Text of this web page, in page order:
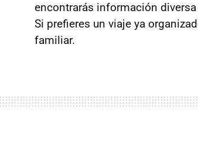
encontrarás información
Si prefieres un viaje ya
familiar.